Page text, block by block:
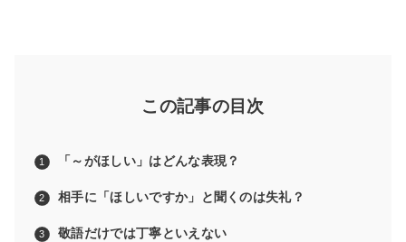
この記事の目次
「～がほしい」はどんな表現？
相手に「ほしいですか」と聞くのは失礼？
敬語だけでは丁寧といえない